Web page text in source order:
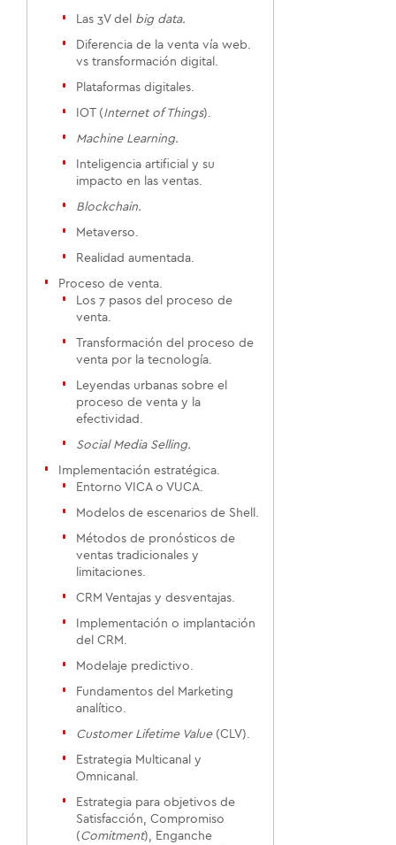
Las 3V del big data.
Diferencia de la venta vía web.
vs transformación digital.
Plataformas digitales.
IOT (Internet of Things).
Machine Learning.
Inteligencia artificial y su
impacto en las ventas.
Blockchain.
Metaverso.
Realidad aumentada.
Proceso de venta.
Los 7 pasos del proceso de
venta.
Transformación del proceso de
venta por la tecnología.
Leyendas urbanas sobre el
proceso de venta y la
efectividad.
Social Media Selling.
Implementación estratégica.
Entorno VICA o VUCA.
Modelos de escenarios de Shell.
Métodos de pronósticos de
ventas tradicionales y
limitaciones.
CRM Ventajas y desventajas.
Implementación o implantación
del CRM.
Modelaje predictivo.
Fundamentos del Marketing
analítico.
Customer Lifetime Value(CLV).
Estrategia Multicanal y
Omnicanal.
Estrategia para objetivos de
Satisfacción, Compromiso
(Comitment), Enganche